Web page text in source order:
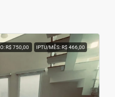
R$ 750,00 IPTU/MÊS: R$ 466,00